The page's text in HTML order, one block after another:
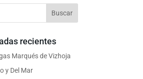
recientes
Marqués de Vizhoja
y Del Mar